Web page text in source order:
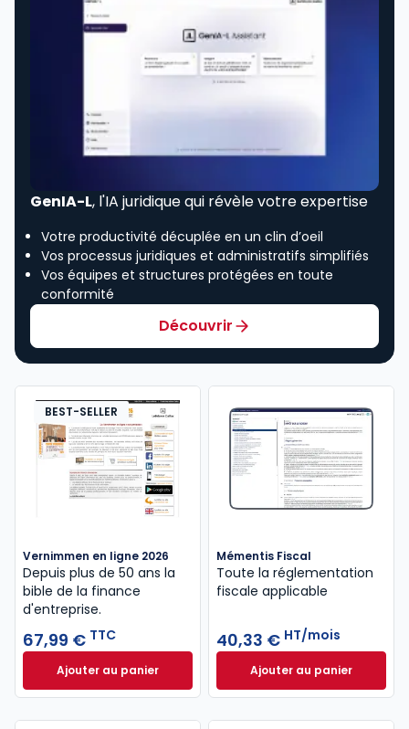
GenIA-L, l'IA juridique qui révèle votre expertise
Votre productivité décuplée en un clin d’oeil
Vos processus juridiques et administratifs simplifiés
Vos équipes et structures protégées en toute
conformité
Découvrir
BEST-SELLER
Vernimmen en ligne 2026
Depuis plus de 50 ans la
bible de la finance
d'entreprise.
67,99 € TTC
Ajouter au panierVernimmen en ligne 2026 à 67,99 € TTC
Mémentis Fiscal
Toute la réglementation
fiscale applicable
40,33 € HT/mois
Ajouter au panier
Mémentis Fiscal